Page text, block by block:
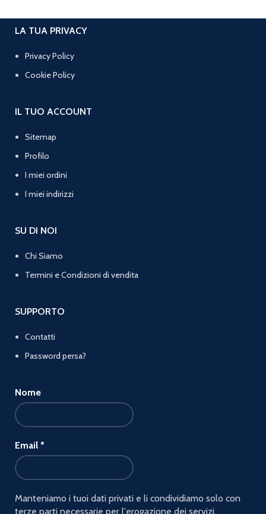
LA TUA PRIVACY
Privacy Policy
Cookie Policy
IL TUO ACCOUNT
Sitemap
Profilo
I miei ordini
I miei indirizzi
SU DI NOI
Chi Siamo
Termini e Condizioni di vendita
SUPPORTO
Contatti
Password persa?
Nome
Email *
Manteniamo i tuoi dati privati e li condividiamo solo con
terze parti necessarie per l'erogazione dei servizi.